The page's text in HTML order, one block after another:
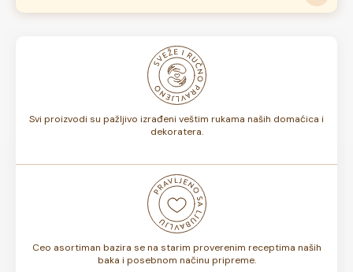
ne, rok trajanja torte može biti od 7 do 10 dana. Rok
trajanja je istaknut na deklaraciji torte.
Svi proizvodi su pažljivo izrađeni veštim rukama naših domaćica i
dekoratera.
Ceo asortiman bazira se na starim proverenim receptima naših
baka i posebnom načinu pripreme.